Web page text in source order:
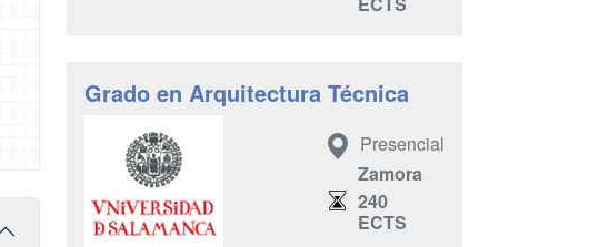
Grado en Arquitectura Técnica
Presencial
Zamora
240
ECTS